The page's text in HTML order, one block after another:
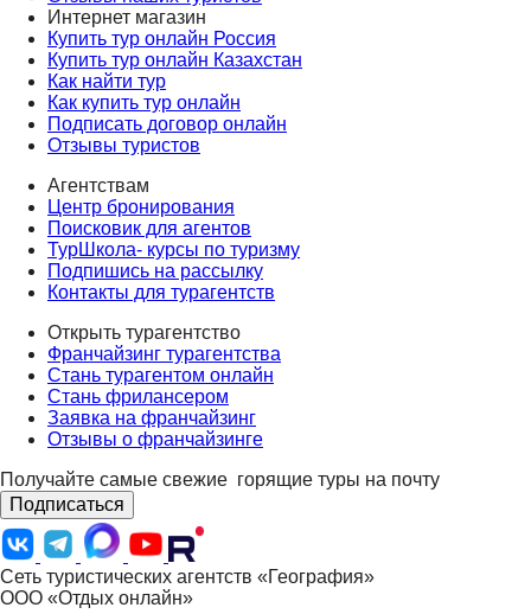
Интернет магазин
Купить тур онлайн Россия
Купить тур онлайн Казахстан
Как найти тур
Как купить тур онлайн
Подписать договор онлайн
Отзывы туристов
Агентствам
Центр бронирования
Поисковик для агентов
ТурШкола- курсы по туризму
Подпишись на рассылку
Контакты для турагентств
Открыть турагентство
Франчайзинг турагентства
Стань турагентом онлайн
Стань фрилансером
Заявка на франчайзинг
Отзывы о франчайзинге
Получайте самые свежие горящие туры на почту
Подписаться
Сеть туристических агентств «География»
ООО «Отдых онлайн»